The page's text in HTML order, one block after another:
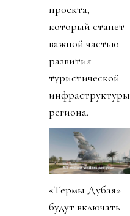
проекта,
который станет
важной частью
развития
туристической
инфраструктуры
региона.
«Термы Дубая»
будут включать